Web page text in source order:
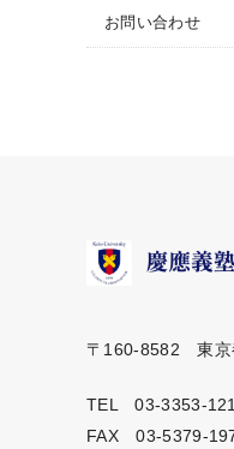
お問い合わせ
〒160-8582 東京
TEL 03-3353-
FAX 03-5379-